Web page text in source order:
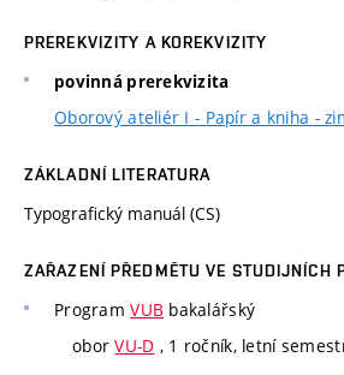
PREREKVIZITY A KOREKVIZITY
povinná prerekvizita
Oborový ateliér I - Papír a kniha -
ZÁKLADNÍ LITERATURA
Typografický manuál (CS)
ZAŘAZENÍ PŘEDMĚTU VE STUDIJNÍCH
ProgramVUB bakalářský
oborVU-D , 1 ročník, letní